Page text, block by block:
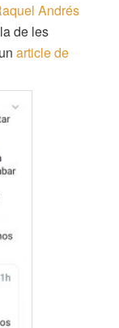
Andrés
de les
article de